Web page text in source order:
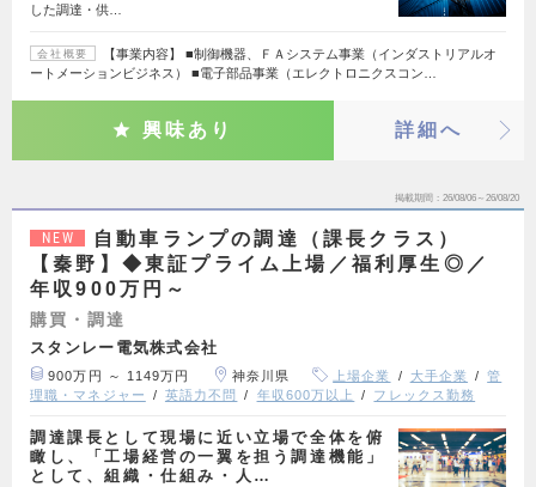
した調達・供…
会社概要
【事業内容】 ■制御機器、ＦＡシステム事業（インダストリアルオ
ートメーションビジネス） ■電子部品事業（エレクトロニクスコン…
興味あり 詳細へ
掲載期間 26/08/06～26/08/20
NEW
自動車ランプの調達（課長クラス）
【秦野】◆東証プライム上場／福利厚生◎／
年収900万円～
購買・調達
スタンレー電気株式会社
900万円 ～ 1149万円 神奈川県 上場企業 大手企業
管
理職・マネジャー
英語力不問 年収600万以上 フレックス勤務
調達課長として現場に近い立場で全体を俯
瞰し、「工場経営の一翼を担う調達機能」
として、組織・仕組み・人…